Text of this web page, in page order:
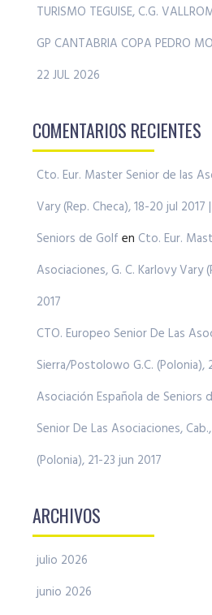
TURISMO TEGUISE, C.G.
GP CANTABRIA COPA PEDRO
22 JUL 2026
COMENTARIOS RECIENTES
Cto. Eur. Master Senior de las
Vary (Rep. Checa), 18-20 jul
Seniors de Golf en Cto. Eur.
Asociaciones, G. C. Karlovy Vary
2017
CTO. Europeo Senior De Las
Sierra/Postolowo G.C. (Polonia),
Asociación Española de Seniors
Senior De Las Asociaciones,
(Polonia), 21-23 jun 2017
ARCHIVOS
julio 2026
junio 2026